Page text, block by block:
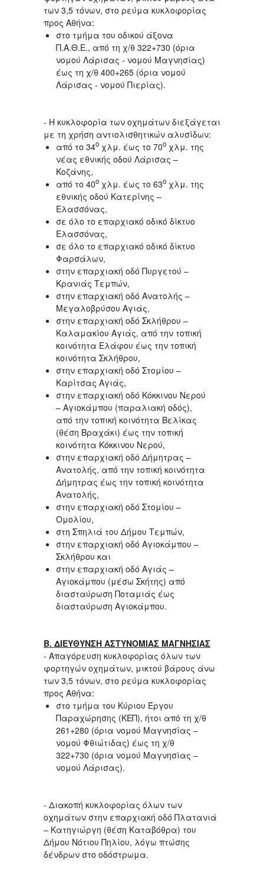
των 3,5 τόνων, στο ρεύμα κυκλοφορίας
προς Αθήνα:
στο τμήμα του οδικού άξονα
Π.Α.Θ.Ε., από τη χ/θ 322+730 (όρια
νομού Λάρισας - νομού Μαγνησίας)
έως τη χ/θ 400+265 (όρια νομού
Λάρισας - νομού Πιερίας).
- Η κυκλοφορία των οχημάτων διεξάγεται
με τη χρήση αντιολισθητικών αλυσίδων:
από το 34ο χλμ. έως το 70ο χλμ. της
νέας εθνικής οδού Λάρισας –
Κοζάνης,
από το 40ο χλμ. έως το 63ο χλμ. της
εθνικής οδού Κατερίνης –
Ελασσόνας,
σε όλο το επαρχιακό οδικό δίκτυο
Ελασσόνας,
σε όλο το επαρχιακό οδικό δίκτυο
Φαρσάλων,
στην επαρχιακή οδό Πυργετού –
Κρανιάς Τεμπών,
στην επαρχιακή οδό Ανατολής –
Μεγαλοβρύσου Αγιάς,
στην επαρχιακή οδό Σκλήθρου –
Καλαμακίου Αγιάς, από την τοπική
κοινότητα Ελάφου έως την τοπική
κοινότητα Σκλήθρου,
στην επαρχιακή οδό Στομίου –
Καρίτσας Αγιάς,
στην επαρχιακή οδό Κόκκινου Νερού
– Αγιοκάμπου (παραλιακή οδός),
από την τοπική κοινότητα Βελίκας
(θέση Βραχάκι) έως την τοπική
κοινότητα Κόκκινου Νερού,
στην επαρχιακή οδό Δήμητρας –
Ανατολής, από την τοπική κοινότητα
Δήμητρας έως την τοπική κοινότητα
Ανατολής,
στην επαρχιακή οδό Στομίου –
Ομολίου,
στη Σπηλιά του Δήμου Τεμπών,
στην επαρχιακή οδό Αγιοκάμπου –
Σκλήθρου και
στην επαρχιακή οδό Αγιάς –
Αγιοκάμπου (μέσω Σκήτης) από
διασταύρωση Ποταμιάς έως
διασταύρωση Αγιοκάμπου.
Β. ΔΙΕΥΘΥΝΣΗ ΑΣΤΥΝΟΜΙΑΣ ΜΑΓΝΗΣΙΑΣ
- Απαγόρευση κυκλοφορίας όλων των
φορτηγών οχημάτων, μικτού βάρους άνω
των 3,5 τόνων, στο ρεύμα κυκλοφορίας
προς Αθήνα:
στο τμήμα του Κύριου Έργου
Παραχώρησης (ΚΕΠ), ήτοι από τη χ/θ
261+280 (όρια νομού Μαγνησίας –
νομού Φθιώτιδας) έως τη χ/θ
322+730 (όρια νομού Μαγνησίας –
νομού Λάρισας).
- Διακοπή κυκλοφορίας όλων των
οχημάτων στην επαρχιακή οδό Πλατανιά
– Κατηγιώργη (θέση Καταβόθρα) του
Δήμου Νότιου Πηλίου, λόγω πτώσης
δένδρων στο οδόστρωμα.